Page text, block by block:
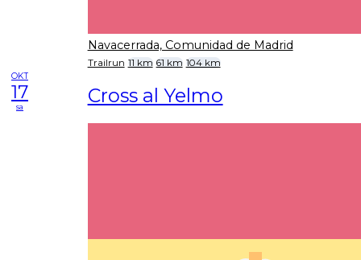
Navacerrada, Comunidad de Madrid
Trailrun 11 km 61 km 104 km
OKT
17
sa Cross al Yelmo